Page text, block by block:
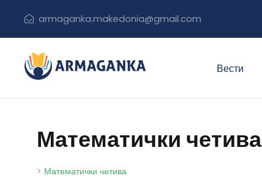
armaganka.makedonia@gmail.com
Вести
Математички четива
> Математички четива